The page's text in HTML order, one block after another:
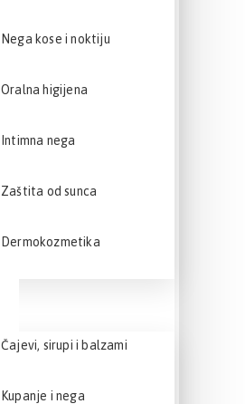
Nega kose i noktiju
Oralna higijena
Intimna nega
Zaštita od sunca
Dermokozmetika
Čajevi, sirupi i balzami
Kupanje i nega